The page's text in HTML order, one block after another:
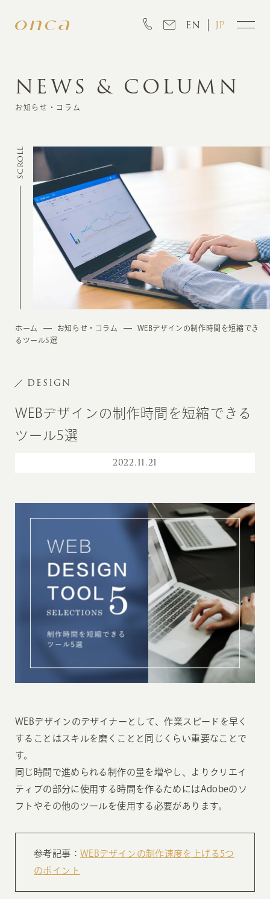
EN JP
INFORMATION
CREATION
MARKETING
NEWS & COLUMN
お知らせ・コラム
SCROLL
ホーム お知らせ・コラム
WEBデザインの制作時間を短縮でき
るツール5選
DESIGN
WEBデザインの制作時間を短縮できる
ツール5選
2022.11.21
WEBデザインのデザイナーとして、作業スピードを早く
することはスキルを磨くことと同じくらい重要なことで
す。
同じ時間で進められる制作の量を増やし、よりクリエイ
ティブの部分に使用する時間を作るためにはAdobeのソ
フトやその他のツールを使用する必要があります。
参考記事： WEBデザインの制作速度を上げる5つ
のポイント